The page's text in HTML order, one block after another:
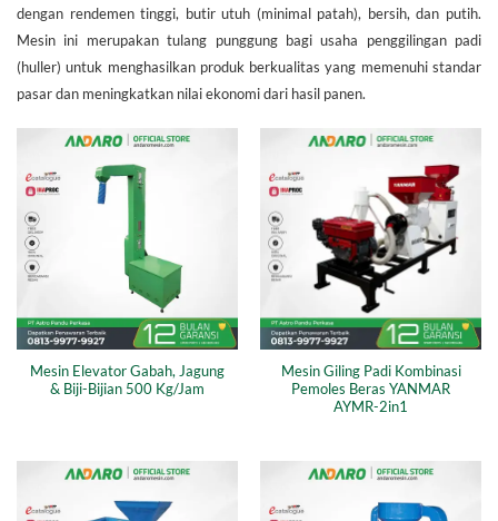
dengan rendemen tinggi, butir utuh (minimal patah), bersih, dan putih.
Mesin ini merupakan tulang punggung bagi usaha penggilingan padi
(huller) untuk menghasilkan produk berkualitas yang memenuhi standar
pasar dan meningkatkan nilai ekonomi dari hasil panen.
Mesin Elevator Gabah, Jagung
& Biji-Bijian 500 Kg/Jam
Mesin Giling Padi Kombinasi
Pemoles Beras YANMAR
AYMR-2in1